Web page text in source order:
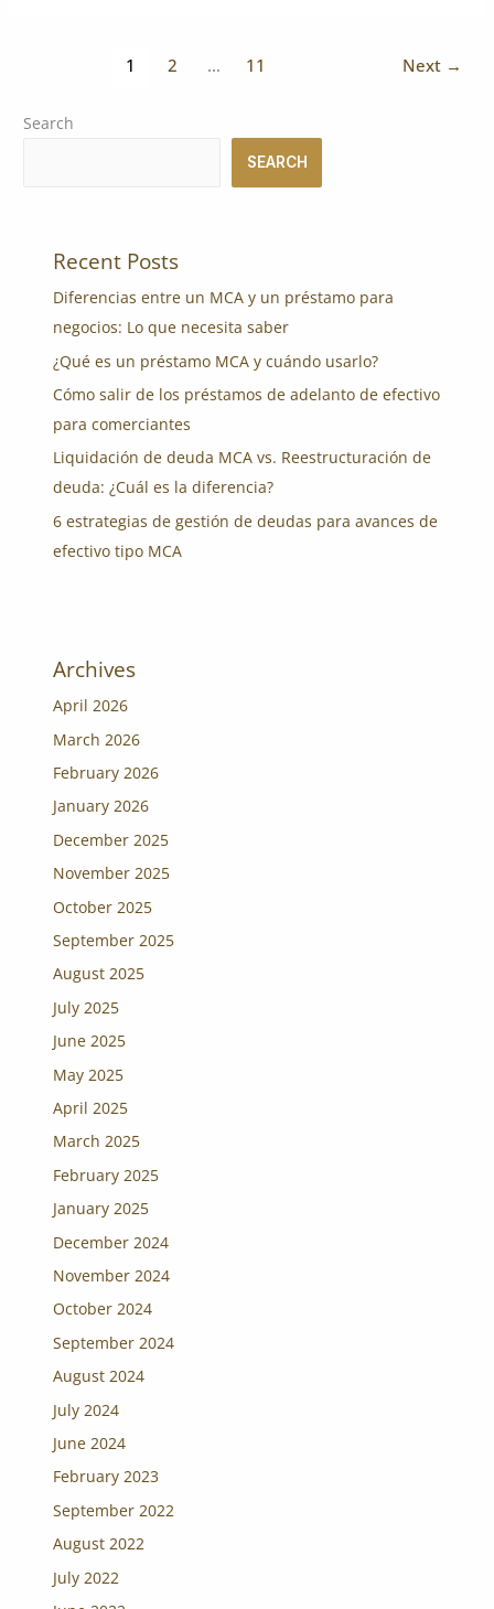
1 2 … 11 Next →
Search
SEARCH
Recent Posts
Diferencias entre un MCA y un préstamo para
negocios: Lo que necesita saber
¿Qué es un préstamo MCA y cuándo usarlo?
Cómo salir de los préstamos de adelanto de efectivo
para comerciantes
Liquidación de deuda MCA vs. Reestructuración de
deuda: ¿Cuál es la diferencia?
6 estrategias de gestión de deudas para avances de
efectivo tipo MCA
Archives
April 2026
March 2026
February 2026
January 2026
December 2025
November 2025
October 2025
September 2025
August 2025
July 2025
June 2025
May 2025
April 2025
March 2025
February 2025
January 2025
December 2024
November 2024
October 2024
September 2024
August 2024
July 2024
June 2024
February 2023
September 2022
August 2022
July 2022